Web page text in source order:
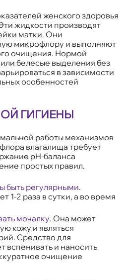
женского здоровья
жидкости производят
матки. Они
микрофлору и выполняют
очищения. Нормой
белесые выделения без
в зависимости
особенностей
ГИГИЕНЫ
работы механизмов
влагалища требует
pH-баланса
простых правил.
быть регулярными.
1-2 раза в сутки, а во время
мочалку. Она может
кожу и являться
Средство для
вспенивать и наносить
очищение